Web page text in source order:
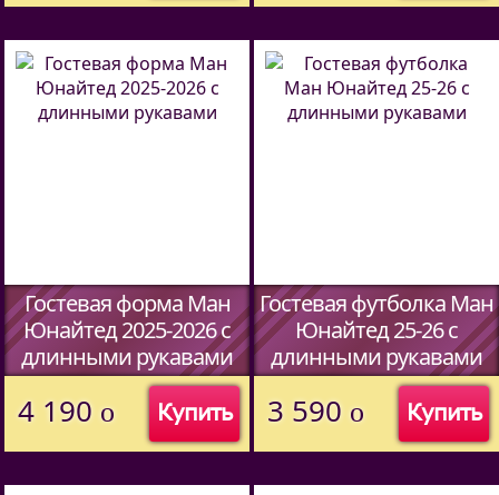
Гостевая форма Ман
Юнайтед 2025-2026 c
длинными рукавами
Купить
4 190 o
Гостевая футболка Ман
Юнайтед 25-26 c
длинными рукавами
Купить
3 590 o